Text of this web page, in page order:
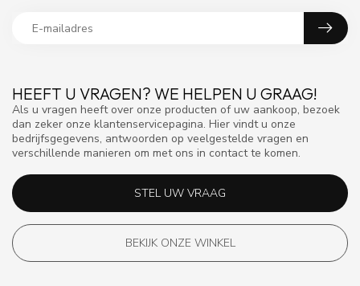
HEEFT U VRAGEN? WE HELPEN U GRAAG!
Als u vragen heeft over onze producten of uw aankoop, bezoek
dan zeker onze klantenservicepagina. Hier vindt u onze
bedrijfsgegevens, antwoorden op veelgestelde vragen en
verschillende manieren om met ons in contact te komen.
STEL UW VRAAG
BEKIJK ONZE WINKEL